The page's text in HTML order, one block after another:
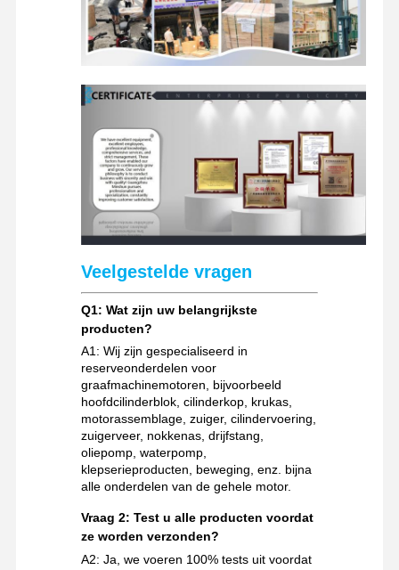
Veelgestelde vragen
Q1: Wat zijn uw belangrijkste
producten?
A1: Wij zijn gespecialiseerd in
reserveonderdelen voor
graafmachinemotoren, bijvoorbeeld
hoofdcilinderblok, cilinderkop, krukas,
motorassemblage, zuiger, cilindervoering,
zuigerveer, nokkenas, drijfstang,
oliepomp, waterpomp,
klepserieproducten, beweging, enz. bijna
alle onderdelen van de gehele motor.
Vraag 2: Test u alle producten voordat
ze worden verzonden?
A2: Ja, we voeren 100% tests uit voordat